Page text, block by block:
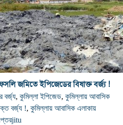
জমিতে ইপিজেডের বিষাক্ত বর্জ্য !
বর্জ্য, কুমিল্লা ইপিজেড, কুমিল্লায় আবাসিক
বর্জ্য !, কুমিল্লায় আবাসিক এলাকায়
jitu